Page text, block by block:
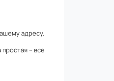
адресу.
– все